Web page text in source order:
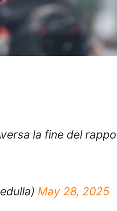
la fine del
May 28, 2025